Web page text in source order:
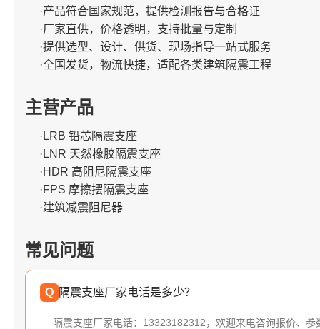
·产品符合国家规范，提供检测报告与合格证
·厂家直供，价格透明，支持批量与定制
·提供选型、设计、供货、现场指导一站式服务
·全国发货，物流快捷，适配各类建筑隔震工程
主营产品
·LRB 铅芯隔震支座
·LNR 天然橡胶隔震支座
·HDR 高阻尼隔震支座
·FPS 摩擦摆隔震支座
·建筑减震阻尼器
常见问题
Q 隔震支座厂家电话是多少？
隔震支座厂家电话：13323182312，欢迎来电咨询报价、参